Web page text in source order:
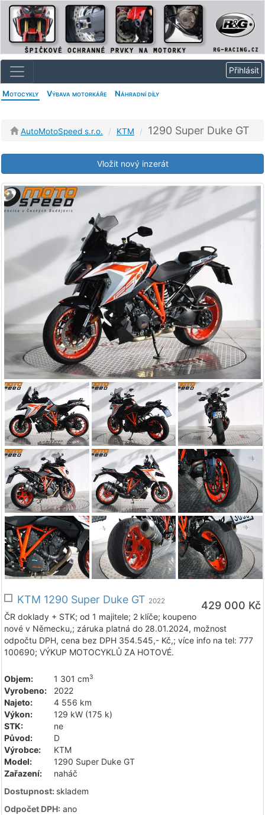
Motocykly Výbava motorkáře Náhradní díly
AutoMotoSpeed s.r.o. KTM 1290 Super Duke GT
Vložit nový inzerát
429 000 Kč
KTM 1290 Super Duke GT 2022
ČR doklady + STK; od 1 majitele; 2 klíče; koupeno
nové v Německu,; záruka platná do 28.01.2024, možnost
odpočtu DPH, cena bez DPH 354.545,- Kč,; více info na tel: 777
100690; VÝKUP MOTOCYKLŮ ZA HOTOVÉ.
Objem: 1 301 cm3
Vyrobeno:
2022
Najeto:
4 556 km
Výkon:
129 kW (175 k)
STK:
ne
Původ:
D
Výrobce:
KTM
Model:
1290 Super Duke GT
Zařazení:
naháč
Dostupnost: skladem
Odpočet DPH: ano